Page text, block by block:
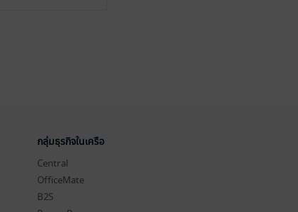
กลุ่มธุรกิจในเครือ
Central
OfficeMate
B2S